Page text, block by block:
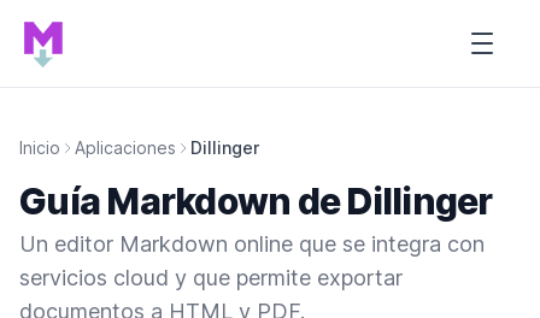
Inicio de Tutorial MARDOWN
Open
Inicio Aplicaciones Dillinger
Guía Markdown de Dillinger
Un editor Markdown online que se integra con
servicios cloud y que permite exportar
documentos a HTML y PDF.